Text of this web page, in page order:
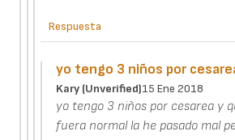
Respuesta
yo tengo 3 niños por
Kary (unverified)15 Ene 2018
yo tengo 3 niños por cesarea y
fuera normal la he pasado mal